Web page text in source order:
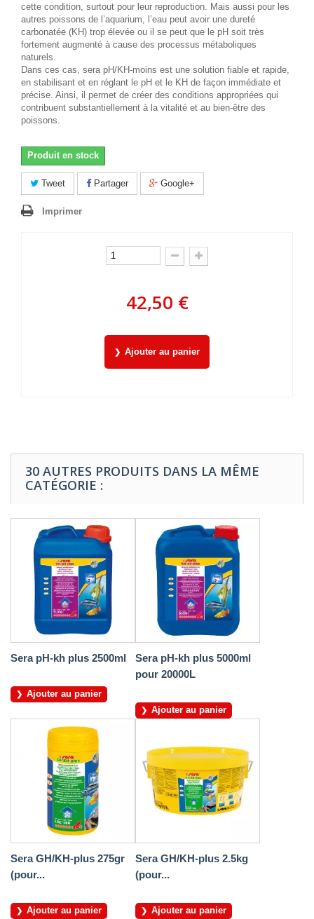
cette condition, surtout pour leur reproduction. Mais aussi pour les
autres poissons de l’aquarium, l’eau peut avoir une dureté
carbonatée (KH) trop élevée ou il se peut que le pH soit très
fortement augmenté à cause des processus métaboliques
naturels.
Dans ces cas, sera pH/KH-moins est une solution fiable et rapide,
en stabilisant et en réglant le pH et le KH de façon immédiate et
précise. Ainsi, il permet de créer des conditions appropriées qui
contribuent substantiellement à la vitalité et au bien-être des
poissons.
Produit en stock
Tweet Partager Google+
Imprimer
42,50 €
Ajouter au panier
30 AUTRES PRODUITS DANS LA MÊME
CATÉGORIE :
Sera pH-kh plus 2500ml
Ajouter au panier
Sera pH-kh plus 5000ml
pour 20000L
Ajouter au panier
Sera GH/KH-plus 275gr
(pour...
Ajouter au panier
Sera GH/KH-plus 2.5kg
(pour...
Ajouter au panier